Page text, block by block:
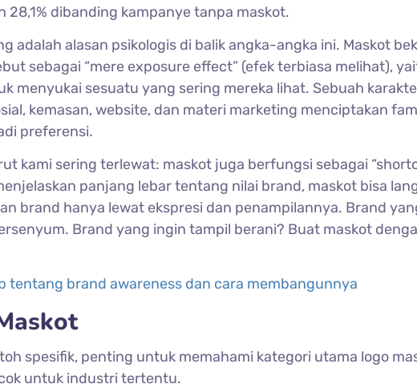
28,1% dibanding kampanye tanpa maskot.
adalah alasan psikologis di balik angka-angka ini. Maskot
sebagai “mere exposure effect” (efek terbiasa melihat),
menyukai sesuatu yang sering mereka lihat. Sebuah
kemasan, website, dan materi marketing menciptakan
preferensi.
kami sering terlewat: maskot juga berfungsi sebagai
panjang lebar tentang nilai brand, maskot bisa
brand hanya lewat ekspresi dan penampilannya. Brand
Brand yang ingin tampil berani? Buat maskot
tentang brand awareness dan cara membangunnya
spesifik, penting untuk memahami kategori utama logo
untuk industri tertentu.